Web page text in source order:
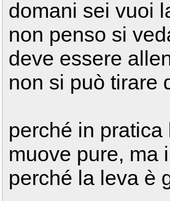
domani sei vuoi
non penso si
deve essere
non si può tirare
perché in
muove pure, ma
perché la leva è